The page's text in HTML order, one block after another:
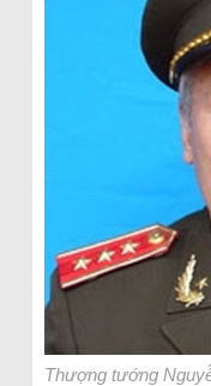
Thượng tướng